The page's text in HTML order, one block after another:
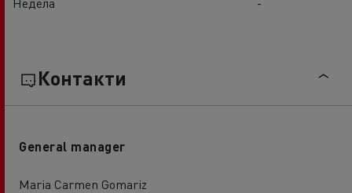
Контакти
General manager
Maria Carmen Gomariz